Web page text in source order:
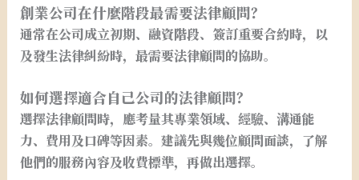
創業公司在什麼階段最需要法律顧問？
通常在公司成立初期、融資階段、簽訂重要合約時，以
及發生法律糾紛時，最需要法律顧問的協助。
如何選擇適合自己公司的法律顧問？
選擇法律顧問時，應考量其專業領域、經驗、溝通能
力、費用及口碑等因素。建議先與幾位顧問面談，了解
他們的服務內容及收費標準，再做出選擇。